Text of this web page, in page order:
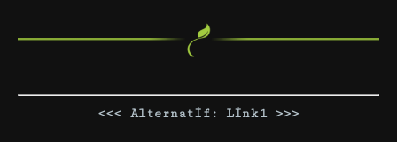
<<< Alternatif: Link1 >>>